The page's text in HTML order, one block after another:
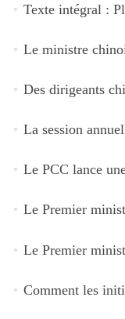
Texte intégral :
Le ministre
Des dirigeants
La session
Le PCC lance
Le Premier
Le Premier
Comment les